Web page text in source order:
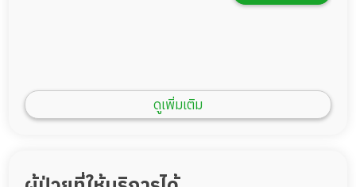
ดูเพิ่มเติม